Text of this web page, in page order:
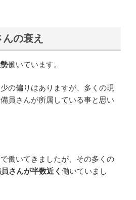
の衰え
働いています。
の偏りはありますが、多くの現
員さんが所属している事と思い
働いてきましたが、その多くの
さんが半数近く 働いていまし